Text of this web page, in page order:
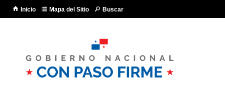
Inicio Mapa del Sitio Buscar